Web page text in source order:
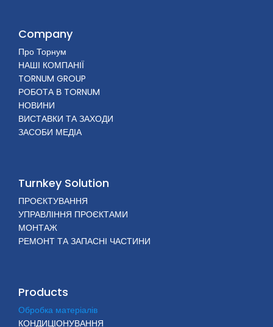
Company
Про Торнум
НАШІ КОМПАНІЇ
TORNUM GROUP
РОБОТА В TORNUM
НОВИНИ
ВИСТАВКИ ТА ЗАХОДИ
ЗАСОБИ МЕДІА
Turnkey Solution
ПРОЄКТУВАННЯ
УПРАВЛІННЯ ПРОЄКТАМИ
МОНТАЖ
РЕМОНТ ТА ЗАПАСНІ ЧАСТИНИ
Products
Обробка матеріалів
КОНДИЦІОНУВАННЯ